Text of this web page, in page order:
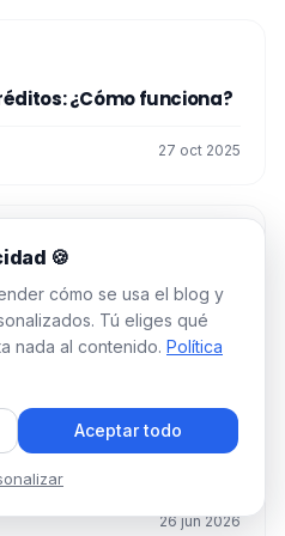
difíciles de
un periodo de
para ayudarte a
etc.🎓
reclutamiento
: Si
te da más
para automatizar
¡La
¿Cómo funciona?
27 oct 2025
en LinkedIn?
26 jun 2026
mode LinkedIn
26 jun 2026
🍪
cómo se usa el blog y
Tú eliges qué
nada al contenido. Política
Aceptar todo